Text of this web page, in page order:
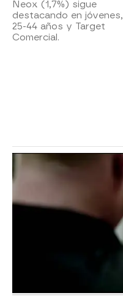
Neox (1,7%) sigue
destacando en jóvenes,
25-44 años y Target
Comercial.